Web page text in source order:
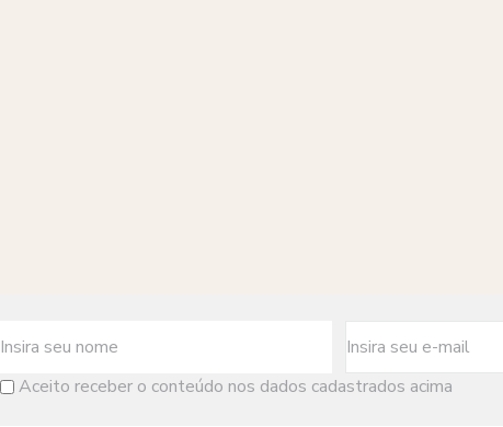
Aceito receber o conteúdo nos dados cadastrados acima